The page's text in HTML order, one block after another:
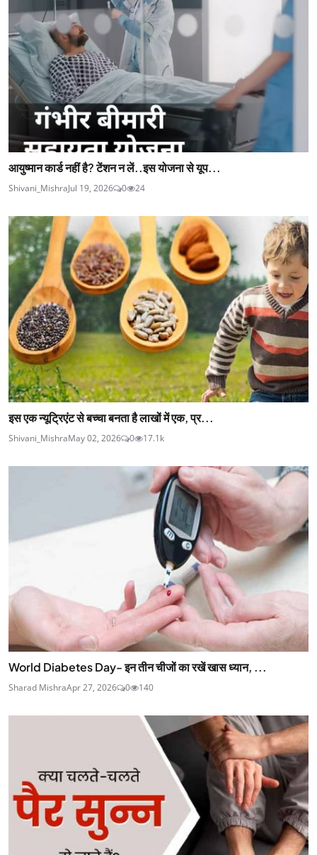
आयुष्मान कार्ड नहीं है? टेंशन न लें..इस योजना से यूप...
Shivani_MishraJul 19, 2026 0 24
इस एक न्यूट्रिएंट से बच्चा बनता है लाखों में एक, प्र...
Shivani_MishraMay 02, 2026 0 17.1k
World Diabetes Day- इन तीन चीजों का रखें खास ध्यान, ...
Sharad MishraApr 27, 2026 0 140